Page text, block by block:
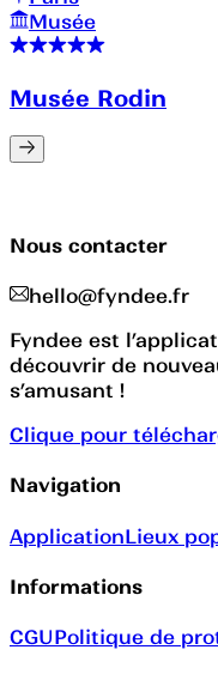
Musée
Musée Rodin
Nous contacter
hello@fyndee.fr
Fyndee est
découvrir de
s’amusant !
Clique pour
Navigation
ApplicationLieux
Informations
CGUPolitique de